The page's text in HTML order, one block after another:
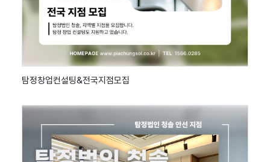
탐정창업컨설팅&전국지점모집